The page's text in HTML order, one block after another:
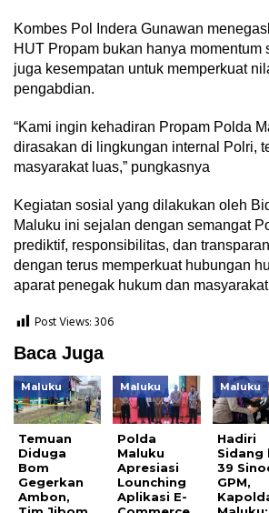
Kombes Pol Indera Gunawan
HUT Propam bukan hanya momentum
juga kesempatan untuk memperkuat
pengabdian.
“Kami ingin kehadiran Propam Polda
dirasakan di lingkungan internal Polri,
masyarakat luas,” pungkasnya
Kegiatan sosial yang dilakukan oleh
Maluku ini sejalan dengan semangat
prediktif, responsibilitas, dan
dengan terus memperkuat hubungan
aparat penegak hukum dan
Post Views:306
Baca Juga
Maluku
Temuan
Diduga
Bom
Gegerkan
Ambon,
Maluku
Polda
Maluku
Apresiasi
Lounching
Aplikasi E-
Maluku
Hadiri
Sidang
39
GPM,